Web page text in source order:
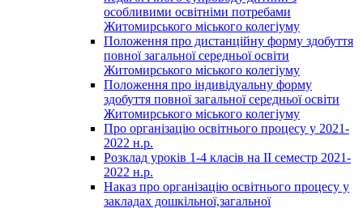
особливими освітніми потребами
Житомирського міського колегіуму
Положення про дистанційну форму здобуття
повної загальної середньої освіти
Житомирського міського колегіуму
Положення про індивідуальну форму
здобуття повної загальної середньої освіти
Житомирського міського колегіуму
Про організацію освітнього процесу у 2021-
2022 н.р.
Розклад уроків 1-4 класів на ІІ семестр 2021-
2022 н.р.
Наказ про організацію освітнього процесу у
закладах дошкільної,загальної